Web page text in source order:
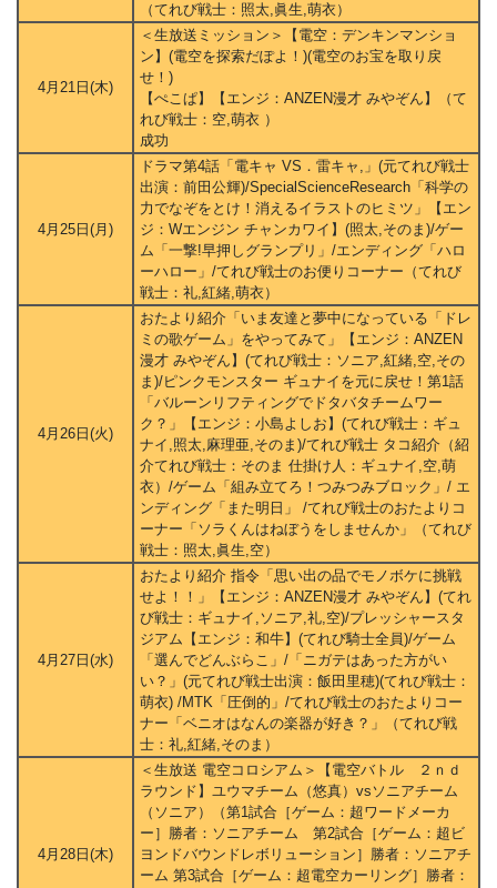
（てれび戦士：照太,眞生,萌衣）
4月21日(木)
＜生放送ミッション＞【電空：デンキンマンショ
ン】(電空を探索だぽよ！)(電空のお宝を取り戻
せ！)
【ぺこぱ】【エンジ：ANZEN漫才 みやぞん】（て
れび戦士：空,萌衣 ）
成功
4月25日(月)
ドラマ第4話「電キャ VS．雷キャ,」(元てれび戦士
出演：前田公輝)/SpecialScienceResearch「科学の
力でなぞをとけ！消えるイラストのヒミツ」【エン
ジ：Wエンジン チャンカワイ】(照太,そのま)/ゲー
ム「一撃!早押しグランプリ」/エンディング「ハロ
ーハロー」/てれび戦士のお便りコーナー（てれび
戦士：礼,紅緒,萌衣）
4月26日(火)
おたより紹介「いま友達と夢中になっている「ドレ
ミの歌ゲーム」をやってみて」【エンジ：ANZEN
漫才 みやぞん】(てれび戦士：ソニア,紅緒,空,その
ま)/ピンクモンスター ギュナイを元に戻せ！第1話
「バルーンリフティングでドタバタチームワー
ク？」【エンジ：小島よしお】(てれび戦士：ギュ
ナイ,照太,麻理亜,そのま)/てれび戦士 タコ紹介（紹
介てれび戦士：そのま 仕掛け人：ギュナイ,空,萌
衣）/ゲーム「組み立てろ！つみつみブロック」/ エ
ンディング「また明日」 /てれび戦士のおたよりコ
ーナー「ソラくんはねぼうをしませんか」（てれび
戦士：照太,眞生,空）
4月27日(水)
おたより紹介 指令「思い出の品でモノボケに挑戦
せよ！！」【エンジ：ANZEN漫才 みやぞん】(てれ
び戦士：ギュナイ,ソニア,礼,空)/プレッシャースタ
ジアム【エンジ：和牛】(てれび騎士全員)/ゲーム
「選んでどんぶらこ」/「ニガテはあった方がい
い？」(元てれび戦士出演：飯田里穂)(てれび戦士：
萌衣) /MTK「圧倒的」/てれび戦士のおたよりコー
ナー「ベニオはなんの楽器が好き？」（てれび戦
士：礼,紅緒,そのま）
4月28日(木)
＜生放送 電空コロシアム＞【電空バトル ２ｎｄ
ラウンド】ユウマチーム（悠真）vsソニアチーム
（ソニア）（第1試合［ゲーム：超ワードメーカ
ー］勝者：ソニアチーム 第2試合［ゲーム：超ビ
ヨンドバウンドレボリューション］勝者：ソニアチ
ーム 第3試合［ゲーム：超電空カーリング］勝者：